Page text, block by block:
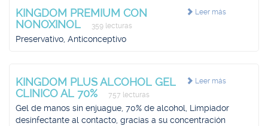
Leer más
KINGDOM PREMIUM CON
NONOXINOL
359 lecturas
Preservativo, Anticonceptivo
Leer más
KINGDOM PLUS ALCOHOL GEL
CLINICO AL 70%
757 lecturas
Gel de manos sin enjuague, 70% de alcohol, Limpiador
desinfectante al contacto, gracias a su concentración